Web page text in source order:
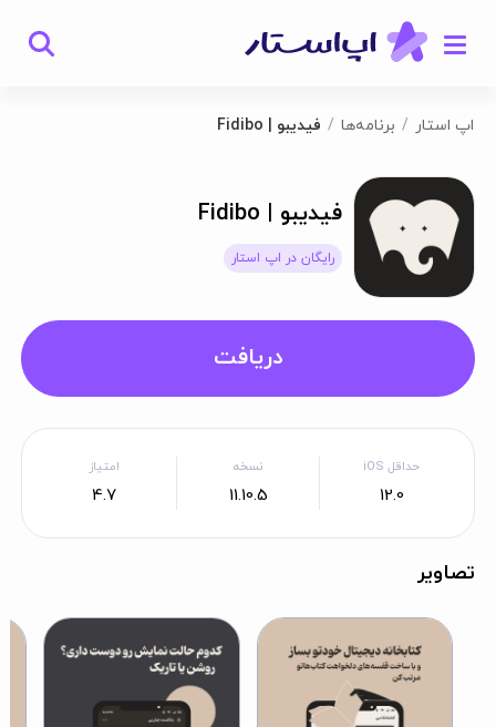
اپ استار برنامه‌ها فیدیبو | Fidibo
فیدیبو | Fidibo
رایگان در اپ استار
دریافت
حداقل iOS
12.0
نسخه
11.10.5
امتیاز
4.7
تصاویر